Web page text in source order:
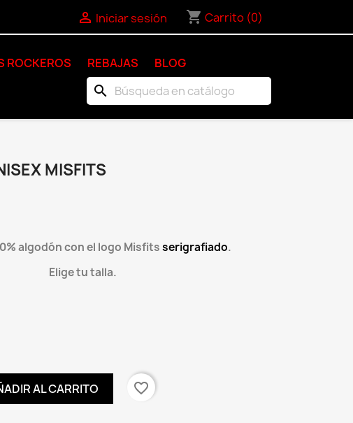
 Iniciar sesión shopping_cart Carrito (0)
ROCKEROS REBAJAS BLOG
search
MISFITS
algodón con el logo Misfitsserigrafiado.
Elige tu talla.
AL CARRITO
favorite_border